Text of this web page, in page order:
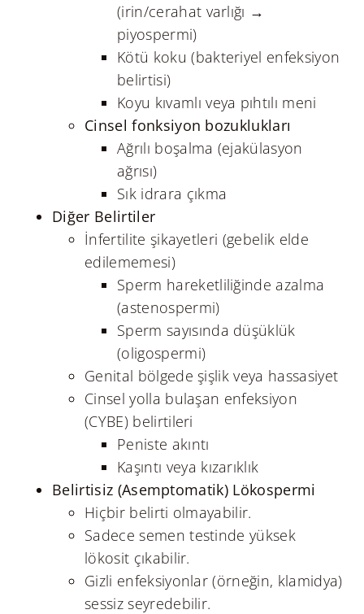
(irin/cerahat varlığı →
piyospermi)
Kötü koku (bakteriyel enfeksiyon
belirtisi)
Koyu kıvamlı veya pıhtılı meni
Cinsel fonksiyon bozuklukları
Ağrılı boşalma (ejakülasyon
ağrısı)
Sık idrara çıkma
Diğer Belirtiler
İnfertilite şikayetleri (gebelik elde
edilememesi)
Sperm hareketliliğinde azalma
(astenospermi)
Sperm sayısında düşüklük
(oligospermi)
Genital bölgede şişlik veya hassasiyet
Cinsel yolla bulaşan enfeksiyon
(CYBE) belirtileri
Peniste akıntı
Kaşıntı veya kızarıklık
Belirtisiz (Asemptomatik) Lökospermi
Hiçbir belirti olmayabilir.
Sadece semen testinde yüksek
lökosit çıkabilir.
Gizli enfeksiyonlar (örneğin, klamidya)
sessiz seyredebilir.